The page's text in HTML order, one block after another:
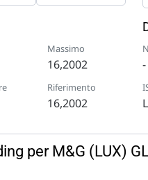
Massimo
16,2002
Riferimento
16,2002
-
per M&G (LUX)